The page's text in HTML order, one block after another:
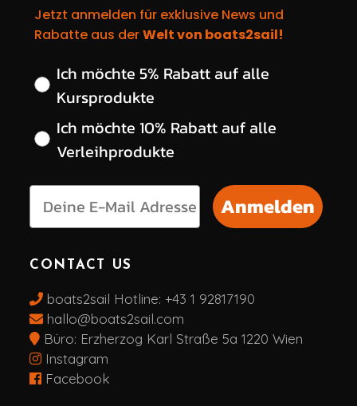
Jetzt anmelden für exklusive News und
Rabatte aus derWelt von boats2sail!
Wähle deinen gewünschten Rabatt
Ich möchte 5% Rabatt auf alle
Kursprodukte
Ich möchte 10% Rabatt auf alle
Verleihprodukte
Anmelden
CONTACT US
boats2sail Hotline: +43 1 92817190
hallo@boats2sail.com
Büro: Erzherzog Karl Straße 5a 1220 Wien
Instagram
Facebook